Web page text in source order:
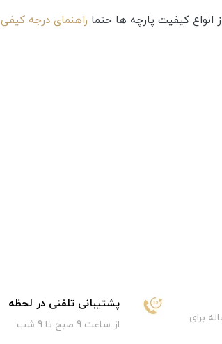
راهنمای درجه کیفی
برای
پشتیبانی تلفنی در لحظه
از ساعت 9 صبح تا 9 شب